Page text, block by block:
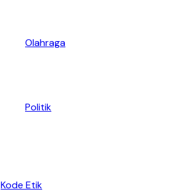
Olahraga
Politik
Kode Etik